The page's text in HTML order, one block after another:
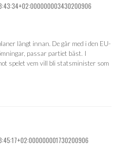
långt innan. De går med i den EU-
passar partiet bäst. I
spelet vem vill bli statsminister som